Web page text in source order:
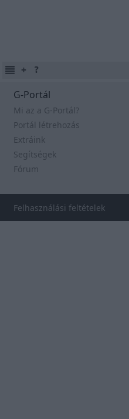
G-Portál
Mi az a G-Portál?
Portál létrehozás
Extráink
Segítségek
Fórum
Felhasználási feltételek